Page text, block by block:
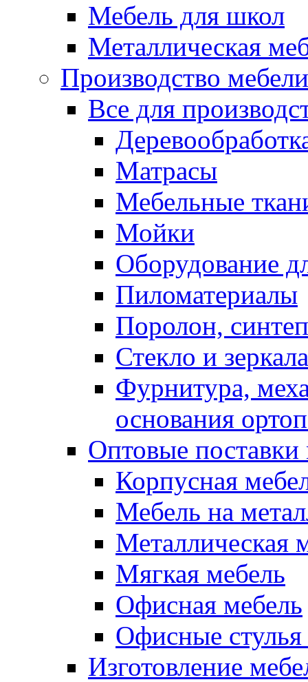
Мебель для школ
Металлическая
Производство мебели
Все для
Матрасы
Мебельные
Мойки
Оборудование
Пиломатериалы
Поролон,
Стекло и зеркала
Фурнитура,
основания
Оптовые поставки
Корпусная
Мебель на
Металлическая
Мягкая мебель
Офисная мебель
Офисные стулья
Изготовление